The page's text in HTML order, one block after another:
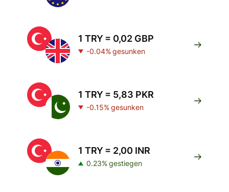
1 TRY = 0,02 GBP
-0.04% gesunken
1 TRY = 5,83 PKR
-0.15% gesunken
1 TRY = 2,00 INR
0.23% gestiegen